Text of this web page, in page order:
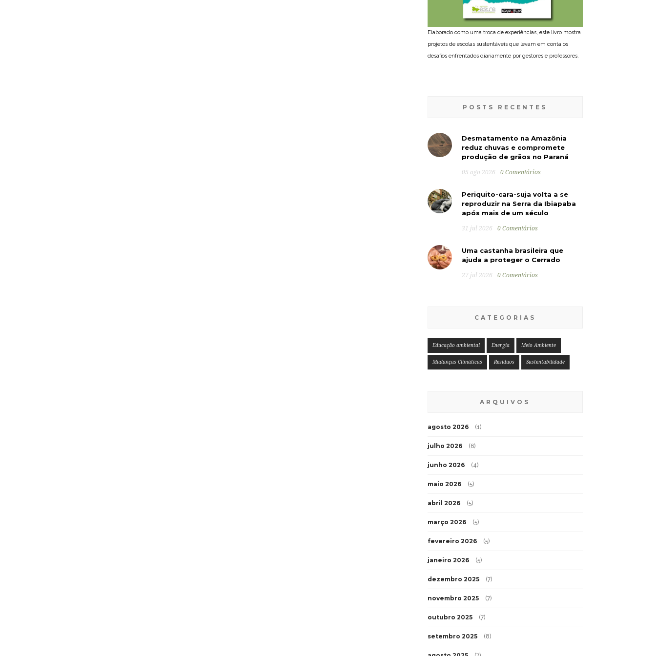
Elaborado como uma troca de experiências, este livro mostra
projetos de escolas sustentáveis que levam em conta os
desafios enfrentados diariamente por gestores e professores.
POSTS RECENTES
Desmatamento na Amazônia
reduz chuvas e compromete
produção de grãos no Paraná
05 ago 2026 0 Comentários
Periquito-cara-suja volta a se
reproduzir na Serra da Ibiapaba
após mais de um século
31 jul 2026 0 Comentários
Uma castanha brasileira que
ajuda a proteger o Cerrado
27 jul 2026 0 Comentários
CATEGORIAS
Educação ambiental Energia Meio Ambiente
Mudanças Climáticas Resíduos Sustentabilidade
ARQUIVOS
agosto 2026 (1)
julho 2026 (6)
junho 2026 (4)
maio 2026 (5)
abril 2026 (5)
março 2026 (5)
fevereiro 2026 (5)
janeiro 2026 (5)
dezembro 2025 (7)
novembro 2025 (7)
outubro 2025 (7)
setembro 2025 (8)